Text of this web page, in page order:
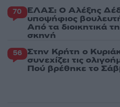
70 ΕΛΑΣ: Ο Αλέξης
υποψήφιος
Από τα διοικητικά
σκηνή
56 Στην Κρήτη ο
συνεχίζει τις
Πού βρέθηκε το